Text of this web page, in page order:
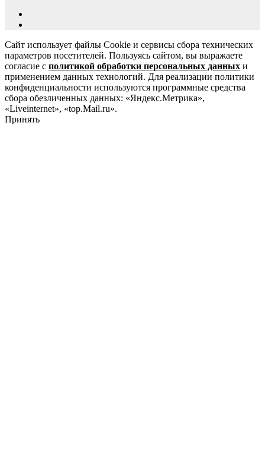
Сайт использует файлы Cookie и сервисы сбора технических
параметров посетителей. Пользуясь сайтом, вы выражаете
согласие с политикой обработки персональных данных и
применением данных технологий. Для реализации политики
конфиденциальности используются программные средства
сбора обезличенных данных: «Яндекс.Метрика»,
«Liveinternet», «top.Mail.ru».
Принять